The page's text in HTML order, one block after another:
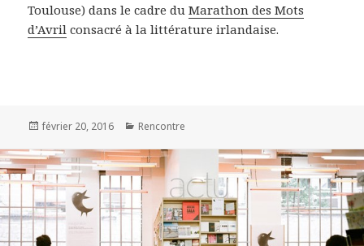
Toulouse) dans le cadre duMarathon des Mots
d’Avril consacré à la littérature irlandaise.
Publié
février 20, 2016 Catégories
Rencontre